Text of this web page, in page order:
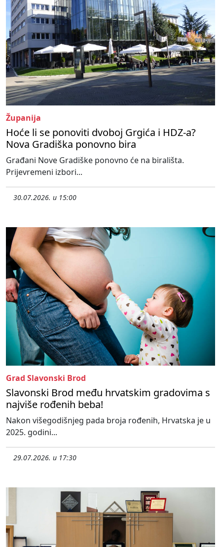
Županija
Hoće li se ponoviti dvoboj Grgića i HDZ-a?
Nova Gradiška ponovno bira
Građani Nove Gradiške ponovno će na birališta.
Prijevremeni izbori...
30.07.2026. u 15:00
Grad Slavonski Brod
Slavonski Brod među hrvatskim gradovima s
najviše rođenih beba!
Nakon višegodišnjeg pada broja rođenih, Hrvatska je u
2025. godini...
29.07.2026. u 17:30